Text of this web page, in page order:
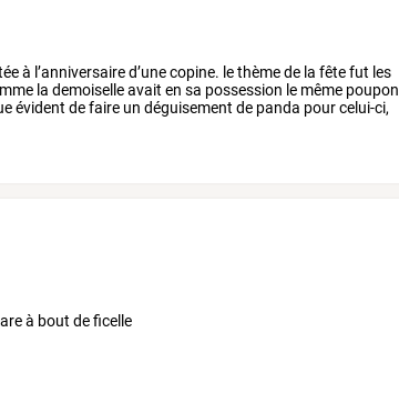
à l’anniversaired’unecopine. lethèmede la fêtefut les
la demoiselleavait en sa possession le même poupon
évident defaire un déguisement de panda pourcelui-ci,
à bout de ficelle